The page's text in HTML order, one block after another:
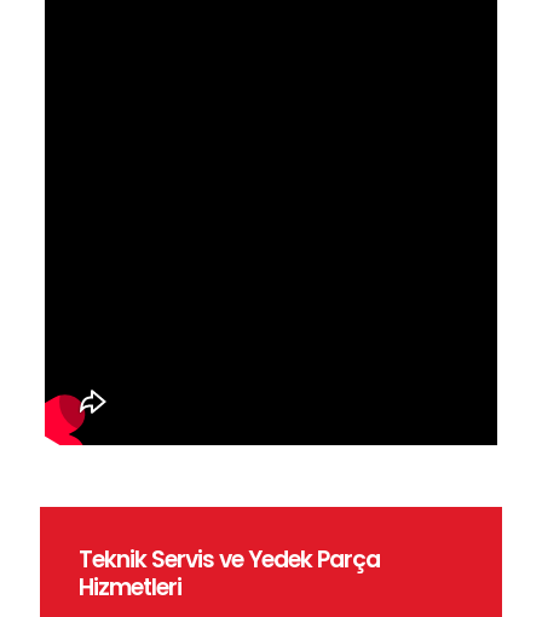
Teknik Servis ve Yedek Parça
Hizmetleri